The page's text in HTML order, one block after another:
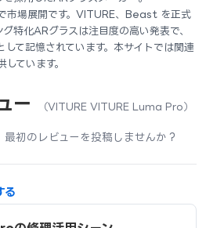
場展開です。VITURE、Beast を正式
化ARグラスは注目度の高い発表で、
て記憶されています。本サイトでは関連
ています。
ー （VITURE VITURE Luma Pro）
初のレビューを投稿しませんか？
る